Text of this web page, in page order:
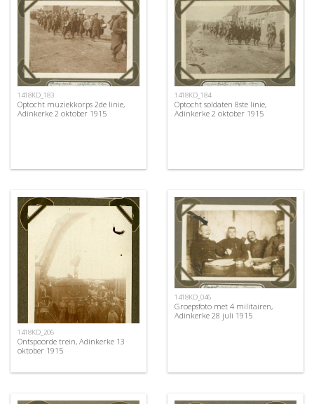
1418KD_183
Optocht muziekkorps 2de linie,
Adinkerke 2 oktober 1915
1418KD_184
Optocht soldaten 8ste linie,
Adinkerke 2 oktober 1915
1418KD_206
Ontspoorde trein, Adinkerke 13
oktober 1915
1418KD_046
Groepsfoto met 4 militairen,
Adinkerke 28 juli 1915